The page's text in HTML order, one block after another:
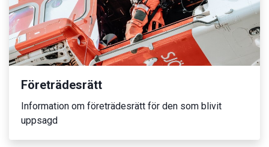
Företrädesrätt
Information om företrädesrätt för den som blivit
uppsagd